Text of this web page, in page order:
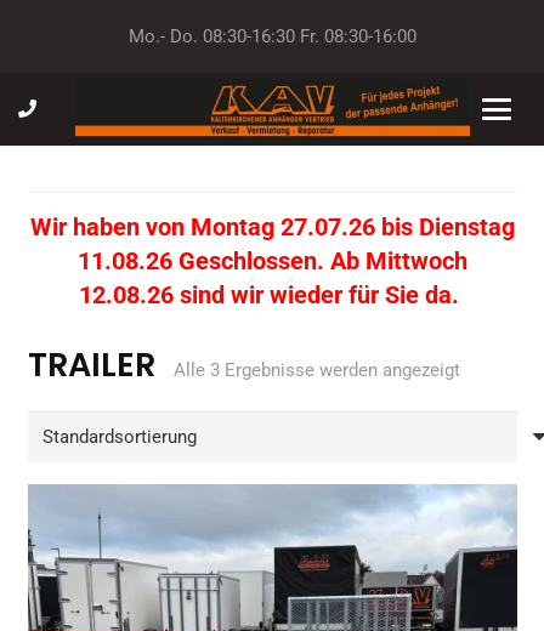
Mo.- Do. 08:30-16:30 Fr. 08:30-16:00
Wir haben von Montag 27.07.26 bis Dienstag
11.08.26 Geschlossen. Ab Mittwoch
12.08.26 sind wir wieder für Sie da.
TRAILER Alle 3 Ergebnisse werden angezeigt